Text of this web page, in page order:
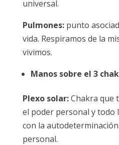
universal.
Pulmones:punto
vida. Respiramos de la
vivimos.
Manos sobre el 3
Plexo solar:Chakra que
el poder personal y todo
con la
personal.